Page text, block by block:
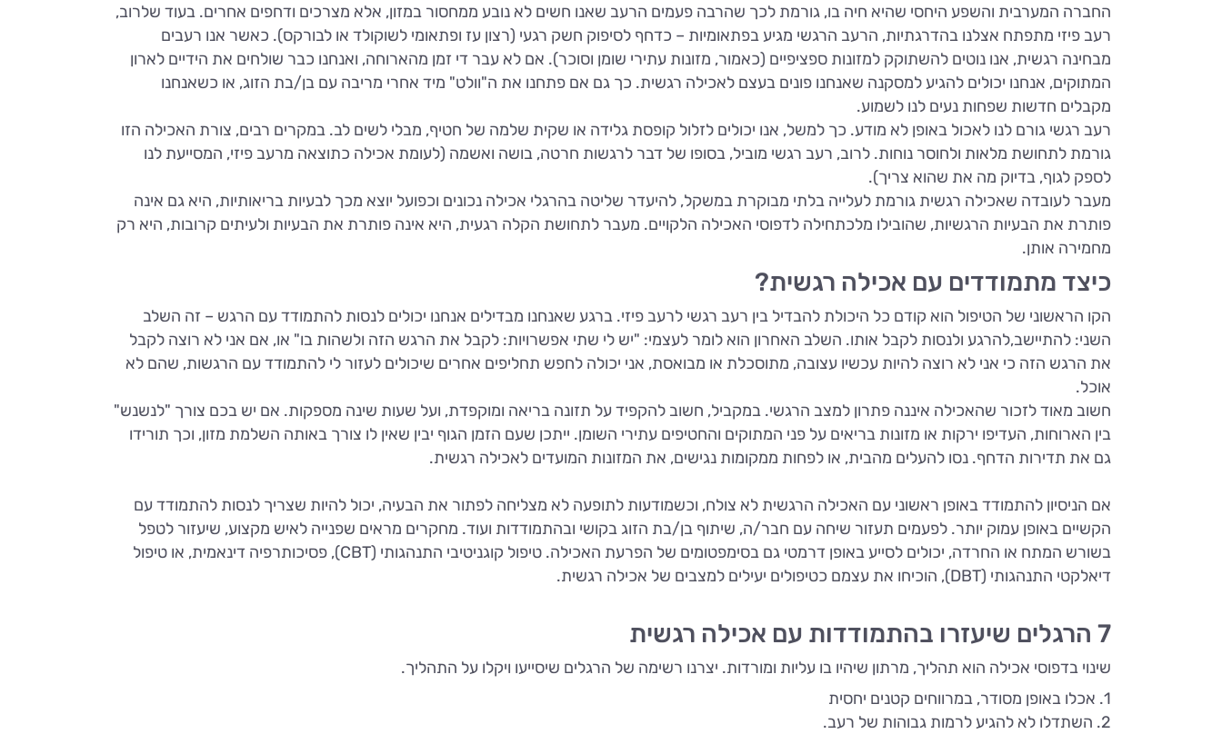
החברה המערבית והשפע היחסי שהיא חיה בו, גורמת לכך שהרבה פעמים הרעב שאנו חשים לא נובע ממחסור במזון, אלא מצרכים ודחפים אחרים. בעוד שלרוב,
רעב פיזי מתפתח אצלנו בהדרגתיות, הרעב הרגשי מגיע בפתאומיות – כדחף לסיפוק חשק רגעי (רצון עז ופתאומי לשוקולד או לבורקס). כאשר אנו רעבים
מבחינה רגשית, אנו נוטים להשתוקק למזונות ספציפיים (כאמור, מזונות עתירי שומן וסוכר). אם לא עבר די זמן מהארוחה, ואנחנו כבר שולחים את הידיים לארון
המתוקים, אנחנו יכולים להגיע למסקנה שאנחנו פונים בעצם לאכילה רגשית. כך גם אם פתחנו את ה"וולט" מיד אחרי מריבה עם בן/בת הזוג, או כשאנחנו
מקבלים חדשות שפחות נעים לנו לשמוע.
רעב רגשי גורם לנו לאכול באופן לא מודע. כך למשל, אנו יכולים לזלול קופסת גלידה או שקית שלמה של חטיף, מבלי לשים לב. במקרים רבים, צורת האכילה הזו
גורמת לתחושת מלאות ולחוסר נוחות. לרוב, רעב רגשי מוביל, בסופו של דבר לרגשות חרטה, בושה ואשמה (לעומת אכילה כתוצאה מרעב פיזי, המסייעת לנו
לספק לגוף, בדיוק מה את שהוא צריך).
מעבר לעובדה שאכילה רגשית גורמת לעלייה בלתי מבוקרת במשקל, להיעדר שליטה בהרגלי אכילה נכונים וכפועל יוצא מכך לבעיות בריאותיות, היא גם אינה
פותרת את הבעיות הרגשיות, שהובילו מלכתחילה לדפוסי האכילה הלקויים. מעבר לתחושת הקלה רגעית, היא אינה פותרת את הבעיות ולעיתים קרובות, היא רק
מחמירה אותן.
כיצד מתמודדים עם אכילה רגשית?
הקו הראשוני של הטיפול הוא קודם כל היכולת להבדיל בין רעב רגשי לרעב פיזי. ברגע שאנחנו מבדילים אנחנו יכולים לנסות להתמודד עם הרגש – זה השלב
השני: להתיישב,להרגע ולנסות לקבל אותו. השלב האחרון הוא לומר לעצמי: "יש לי שתי אפשרויות: לקבל את הרגש הזה ולשהות בו" או, אם אני לא רוצה לקבל
את הרגש הזה כי אני לא רוצה להיות עכשיו עצובה, מתוסכלת או מבואסת, אני יכולה לחפש תחליפים אחרים שיכולים לעזור לי להתמודד עם הרגשות, שהם לא
אוכל.
חשוב מאוד לזכור שהאכילה איננה פתרון למצב הרגשי. במקביל, חשוב להקפיד על תזונה בריאה ומוקפדת, ועל שעות שינה מספקות. אם יש בכם צורך "לנשנש"
בין הארוחות, העדיפו ירקות או מזונות בריאים על פני המתוקים והחטיפים עתירי השומן. ייתכן שעם הזמן הגוף יבין שאין לו צורך באותה השלמת מזון, וכך תורידו
גם את תדירות הדחף. נסו להעלים מהבית, או לפחות ממקומות נגישים, את המזונות המועדים לאכילה רגשית.
אם הניסיון להתמודד באופן ראשוני עם האכילה הרגשית לא צולח, וכשמודעות לתופעה לא מצליחה לפתור את הבעיה, יכול להיות שצריך לנסות להתמודד עם
הקשיים באופן עמוק יותר. לפעמים תעזור שיחה עם חבר/ה, שיתוף בן/בת הזוג בקושי ובהתמודדות ועוד. מחקרים מראים שפנייה לאיש מקצוע, שיעזור לטפל
בשורש המתח או החרדה, יכולים לסייע באופן דרמטי גם בסימפטומים של הפרעת האכילה. טיפול קוגניטיבי התנהגותי (CBT), פסיכותרפיה דינאמית, או טיפול
דיאלקטי התנהגותי (DBT), הוכיחו את עצמם כטיפולים יעילים למצבים של אכילה רגשית.
7 הרגלים שיעזרו בהתמודדות עם אכילה רגשית
שינוי בדפוסי אכילה הוא תהליך, מרתון שיהיו בו עליות ומורדות. יצרנו רשימה של הרגלים שיסייעו ויקלו על התהליך.
1. אכלו באופן מסודר, במרווחים קטנים יחסית
2. השתדלו לא להגיע לרמות גבוהות של רעב.